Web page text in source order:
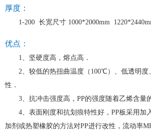
厚度：
1-200 长宽尺寸 1000*2000mm
优点：
1、坚硬度高，熔点高．
2、较低的热扭曲温度（100℃）、低透明度
性．
3、抗冲击强度高，PP的强度随着乙烯含量
4、表面刚度和抗划痕特性好，PP板采用加
加剂或热塑橡胶的方法对PP进行改性，流动率